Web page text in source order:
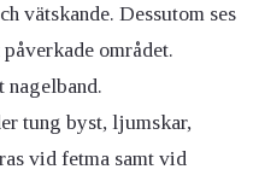
vätskande. Dessutom ses
området.
nagelband.
tung byst, ljumskar,
vid fetma samt vid